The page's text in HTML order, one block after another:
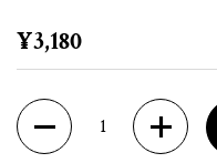
定価
¥3,180
数量